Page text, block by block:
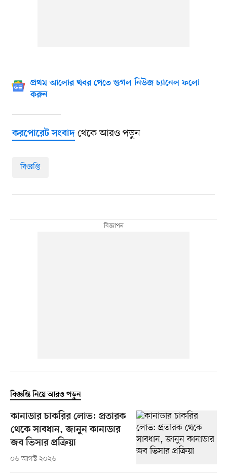
প্রথম আলোর খবর পেতে গুগল নিউজ চ্যানেল ফলো
করুন
করপোরেট সংবাদথেকে আরও পড়ুন
বিজ্ঞপ্তি
বিজ্ঞপ্তি নিয়ে আরও পড়ুন
কানাডার চাকরির লোভ: প্রতারক
থেকে সাবধান, জানুন কানাডার
জব ভিসার প্রক্রিয়া
০৬ আগস্ট ২০২৬